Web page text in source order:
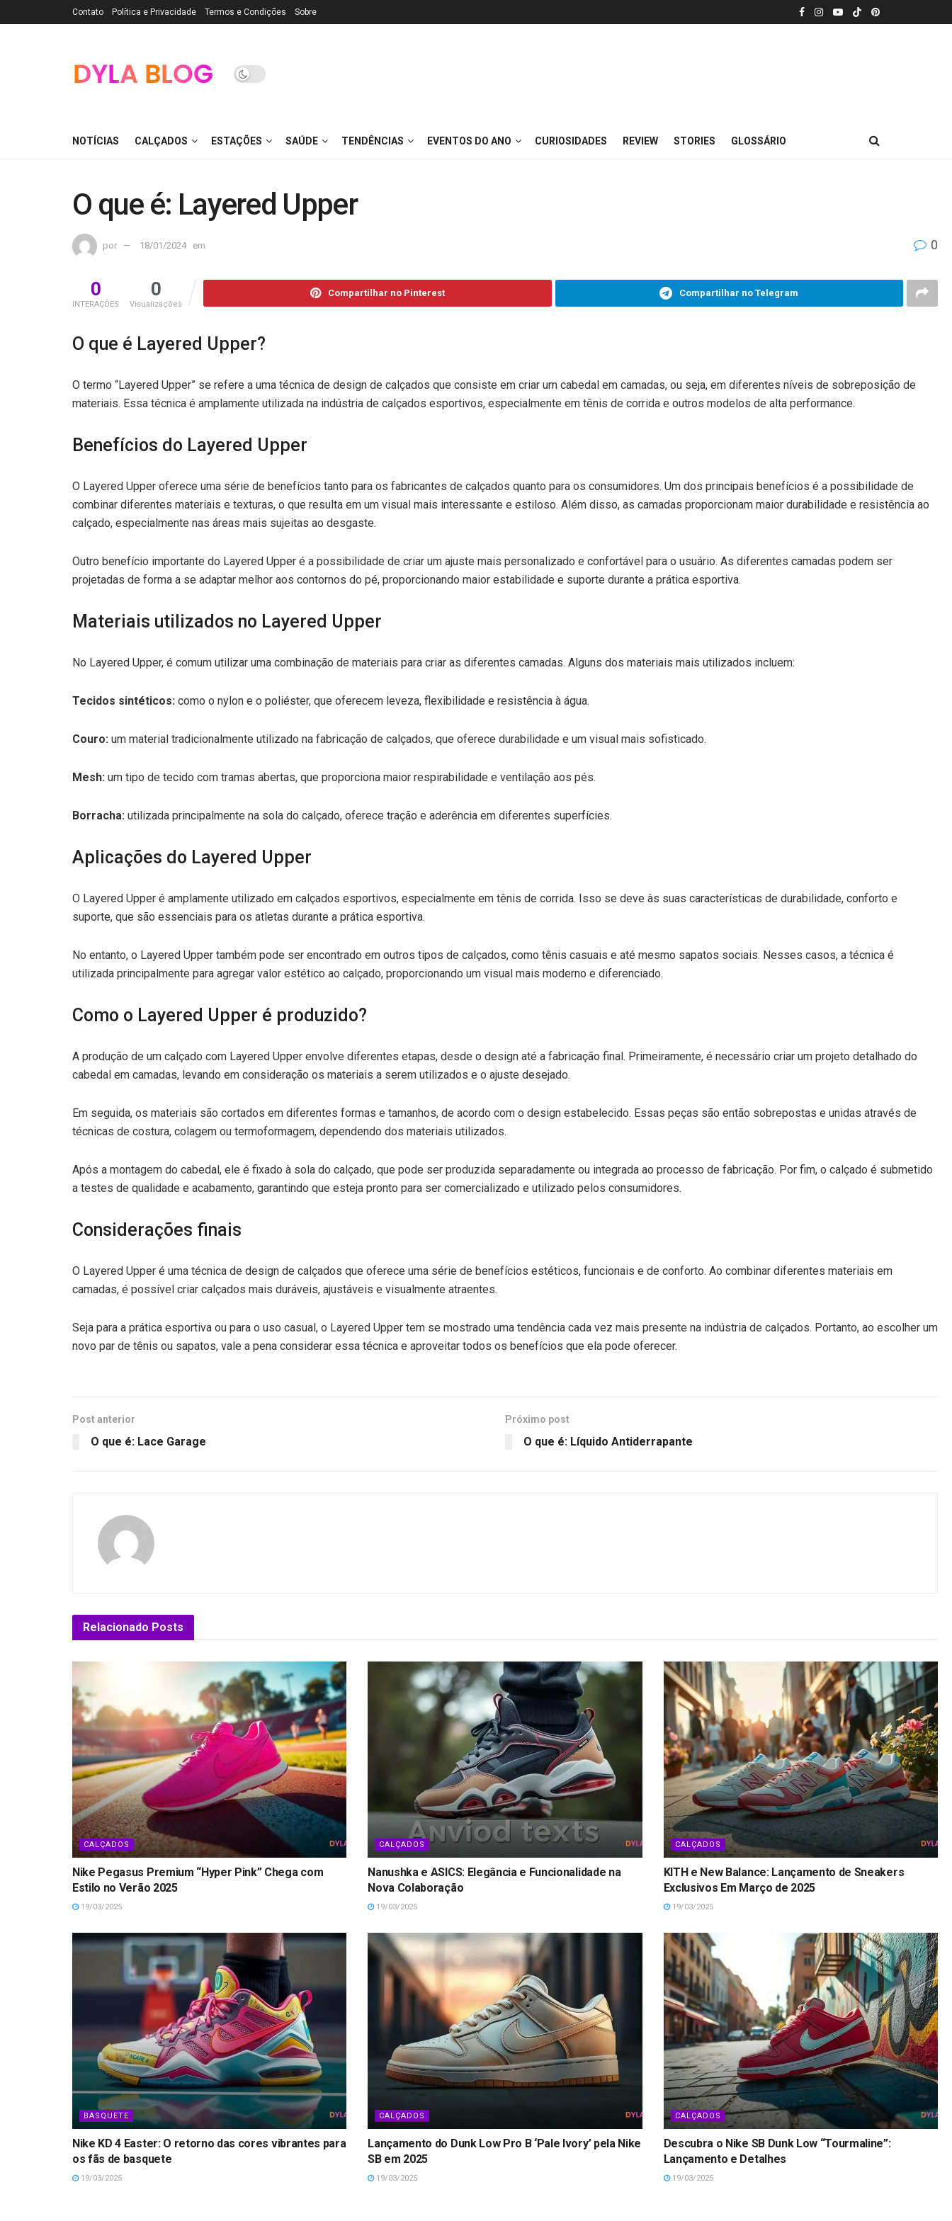
Contato Política e Privacidade Termos e Condições Sobre
NOTÍCIAS CALÇADOS ESTAÇÕES SAÚDE TENDÊNCIAS EVENTOS DO ANO CURIOSIDADES REVIEW STORIES GLOSSÁRIO
O que é: Layered Upper
por 18/01/2024 em 0
0
INTERAÇÕES
0
Visualizações
Compartilhar no Pinterest Compartilhar no Telegram
O que é Layered Upper?
O termo “Layered Upper” se refere a uma técnica de design de calçados que consiste em criar um cabedal em camadas, ou seja, em diferentes níveis de sobreposição de
materiais. Essa técnica é amplamente utilizada na indústria de calçados esportivos, especialmente em tênis de corrida e outros modelos de alta performance.
Benefícios do Layered Upper
O Layered Upper oferece uma série de benefícios tanto para os fabricantes de calçados quanto para os consumidores. Um dos principais benefícios é a possibilidade de
combinar diferentes materiais e texturas, o que resulta em um visual mais interessante e estiloso. Além disso, as camadas proporcionam maior durabilidade e resistência ao
calçado, especialmente nas áreas mais sujeitas ao desgaste.
Outro benefício importante do Layered Upper é a possibilidade de criar um ajuste mais personalizado e confortável para o usuário. As diferentes camadas podem ser
projetadas de forma a se adaptar melhor aos contornos do pé, proporcionando maior estabilidade e suporte durante a prática esportiva.
Materiais utilizados no Layered Upper
No Layered Upper, é comum utilizar uma combinação de materiais para criar as diferentes camadas. Alguns dos materiais mais utilizados incluem:
Tecidos sintéticos: como o nylon e o poliéster, que oferecem leveza, flexibilidade e resistência à água.
Couro: um material tradicionalmente utilizado na fabricação de calçados, que oferece durabilidade e um visual mais sofisticado.
Mesh: um tipo de tecido com tramas abertas, que proporciona maior respirabilidade e ventilação aos pés.
Borracha: utilizada principalmente na sola do calçado, oferece tração e aderência em diferentes superfícies.
Aplicações do Layered Upper
O Layered Upper é amplamente utilizado em calçados esportivos, especialmente em tênis de corrida. Isso se deve às suas características de durabilidade, conforto e
suporte, que são essenciais para os atletas durante a prática esportiva.
No entanto, o Layered Upper também pode ser encontrado em outros tipos de calçados, como tênis casuais e até mesmo sapatos sociais. Nesses casos, a técnica é
utilizada principalmente para agregar valor estético ao calçado, proporcionando um visual mais moderno e diferenciado.
Como o Layered Upper é produzido?
A produção de um calçado com Layered Upper envolve diferentes etapas, desde o design até a fabricação final. Primeiramente, é necessário criar um projeto detalhado do
cabedal em camadas, levando em consideração os materiais a serem utilizados e o ajuste desejado.
Em seguida, os materiais são cortados em diferentes formas e tamanhos, de acordo com o design estabelecido. Essas peças são então sobrepostas e unidas através de
técnicas de costura, colagem ou termoformagem, dependendo dos materiais utilizados.
Após a montagem do cabedal, ele é fixado à sola do calçado, que pode ser produzida separadamente ou integrada ao processo de fabricação. Por fim, o calçado é submetido
a testes de qualidade e acabamento, garantindo que esteja pronto para ser comercializado e utilizado pelos consumidores.
Considerações finais
O Layered Upper é uma técnica de design de calçados que oferece uma série de benefícios estéticos, funcionais e de conforto. Ao combinar diferentes materiais em
camadas, é possível criar calçados mais duráveis, ajustáveis e visualmente atraentes.
Seja para a prática esportiva ou para o uso casual, o Layered Upper tem se mostrado uma tendência cada vez mais presente na indústria de calçados. Portanto, ao escolher um
novo par de tênis ou sapatos, vale a pena considerar essa técnica e aproveitar todos os benefícios que ela pode oferecer.
Post anterior
O que é: Lace Garage
Próximo post
O que é: Líquido Antiderrapante
Relacionado Posts
CALÇADOS
Nike Pegasus Premium “Hyper Pink” Chega com
Estilo no Verão 2025
19/03/2025
CALÇADOS
Nanushka e ASICS: Elegância e Funcionalidade na
Nova Colaboração
19/03/2025
CALÇADOS
KITH e New Balance: Lançamento de Sneakers
Exclusivos Em Março de 2025
19/03/2025
BASQUETE
Nike KD 4 Easter: O retorno das cores vibrantes para
os fãs de basquete
19/03/2025
CALÇADOS
Lançamento do Dunk Low Pro B ‘Pale Ivory’ pela Nike
SB em 2025
19/03/2025
CALÇADOS
Descubra o Nike SB Dunk Low “Tourmaline”:
Lançamento e Detalhes
19/03/2025